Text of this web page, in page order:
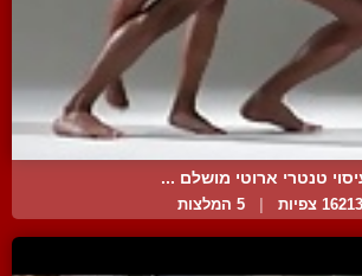
טנטרי ארוטי מושלם ...
16213 צפיות | 5 המלצות